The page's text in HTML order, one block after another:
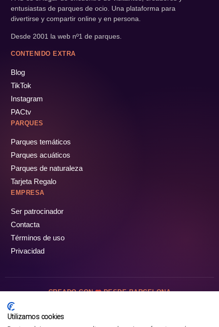
entusiastas de parques de ocio. Una plataforma para
divertirse y compartir online y en persona.
Desde 2001 la web nº1 de parques.
CONTENIDO EXTRA
Blog
TikTok
Instagram
PACtv
PARQUES
Parques temáticos
Parques acuáticos
Parques de naturaleza
Tarjeta Regalo
EMPRESA
Ser patrocinador
Contacta
Términos de uso
Privacidad
CREADO CON DESDE BARCELONA
Utilizamos cookies